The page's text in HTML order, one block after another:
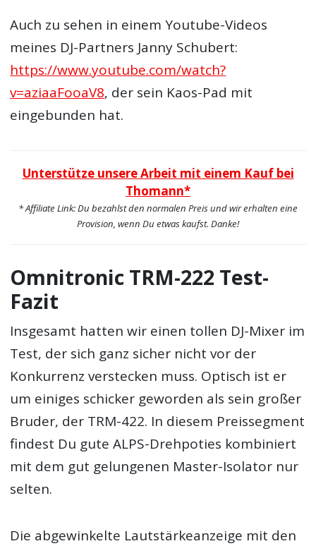
Auch zu sehen in einem Youtube-Videos
meines DJ-Partners Janny Schubert:
https://www.youtube.com/watch?
v=aziaaFooaV8, der sein Kaos-Pad mit
eingebunden hat.
Unterstütze unsere Arbeit mit einem Kauf bei
Thomann*
* Affiliate Link: Du bezahlst den normalen Preis und wir erhalten eine
Provision, wenn Du etwas kaufst. Danke!
Omnitronic TRM-222 Test-
Fazit
Insgesamt hatten wir einen tollen DJ-Mixer im
Test, der sich ganz sicher nicht vor der
Konkurrenz verstecken muss. Optisch ist er
um einiges schicker geworden als sein großer
Bruder, der TRM-422. In diesem Preissegment
findest Du gute ALPS-Drehpoties kombiniert
mit dem gut gelungenen Master-Isolator nur
selten.
Die abgewinkelte Lautstärkeanzeige mit den